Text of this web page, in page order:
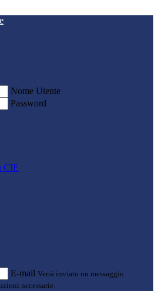
Nome Utente
Password
CIE
E-mail Verrà inviato un messaggio
necessarie.